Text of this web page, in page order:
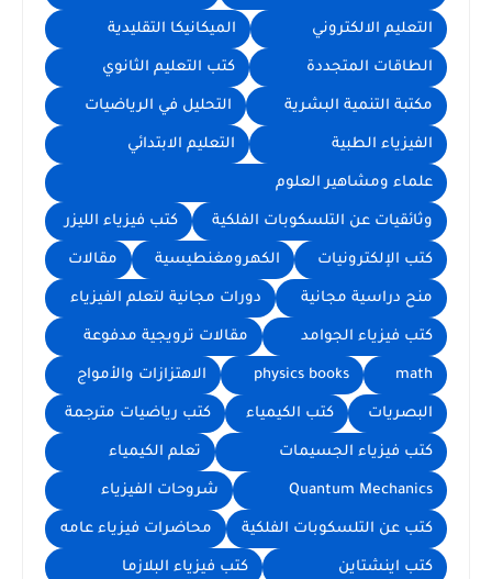
التعليم الالكتروني الميكانيكا التقليدية
الطاقات المتجددة كتب التعليم الثانوي
مكتبة التنمية البشرية التحليل في الرياضيات
الفيزياء الطبية التعليم الابتدائي
علماء ومشاهير العلوم
وثائقيات عن التلسكوبات الفلكية كتب فيزياء الليزر
كتب الإلكترونيات الكهرومغنطيسية مقالات
منح دراسية مجانية دورات مجانية لتعلم الفيزياء
كتب فيزياء الجوامد مقالات ترويجية مدفوعة
math
physics books الاهتزازات والأمواج
البصريات كتب الكيمياء كتب رياضيات مترجمة
كتب فيزياء الجسيمات تعلم الكيمياء
Quantum Mechanics شروحات الفيزياء
كتب عن التلسكوبات الفلكية محاضرات فيزياء عامه
كتب اينشتاين كتب فيزياء البلازما